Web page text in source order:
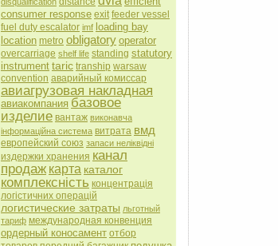
consumer response exit feeder vessel
fuel duty escalator imf loading bay
location metro obligatory operator
overcarriage shelf life standing statutory
instrument taric tranship warsaw
convention аварийный комиссар
авиагрузовая накладная
авиакомпания базовое
изделие вантаж виконавча
інформаційна система витрата вмд
европейский союз запаси неліквідні
издержки хранения канал
продаж карта каталог
комплексність концентрація
логістичних операцій
логистические затраты льготный
тариф международная конвенция
ордерный коносамент отбор